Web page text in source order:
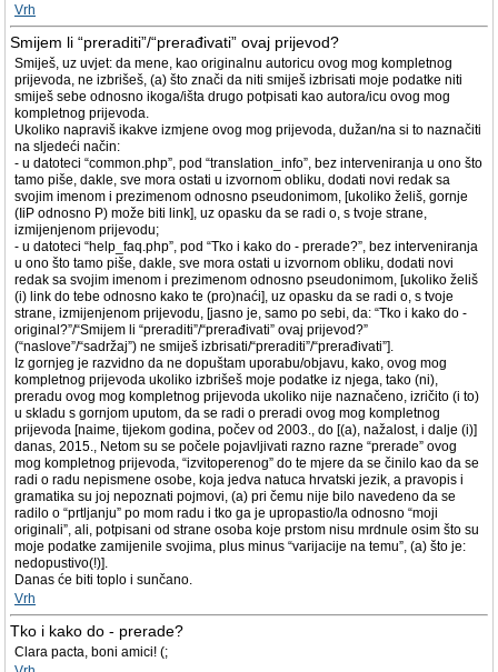
Vrh
Smijem li “preraditi”/“prerađivati” ovaj prijevod?
Smiješ, uz uvjet: da mene, kao originalnu autoricu ovog mog kompletnog
prijevoda, ne izbrišeš, (a) što znači da niti smiješ izbrisati moje podatke niti
smiješ sebe odnosno ikoga/išta drugo potpisati kao autora/icu ovog mog
kompletnog prijevoda.
Ukoliko napraviš ikakve izmjene ovog mog prijevoda, dužan/na si to naznačiti
na sljedeći način:
- u datoteci “common.php”, pod “translation_info”, bez interveniranja u ono što
tamo piše, dakle, sve mora ostati u izvornom obliku, dodati novi redak sa
svojim imenom i prezimenom odnosno pseudonimom, [ukoliko želiš, gornje
(IiP odnosno P) može biti link], uz opasku da se radi o, s tvoje strane,
izmijenjenom prijevodu;
- u datoteci “help_faq.php”, pod “Tko i kako do - prerade?”, bez interveniranja
u ono što tamo piše, dakle, sve mora ostati u izvornom obliku, dodati novi
redak sa svojim imenom i prezimenom odnosno pseudonimom, [ukoliko želiš
(i) link do tebe odnosno kako te (pro)naći], uz opasku da se radi o, s tvoje
strane, izmijenjenom prijevodu, [jasno je, samo po sebi, da: “Tko i kako do -
original?”/“Smijem li “preraditi”/“prerađivati” ovaj prijevod?”
(“naslove”/“sadržaj”) ne smiješ izbrisati/“preraditi”/“prerađivati”].
Iz gornjeg je razvidno da ne dopuštam uporabu/objavu, kako, ovog mog
kompletnog prijevoda ukoliko izbrišeš moje podatke iz njega, tako (ni),
preradu ovog mog kompletnog prijevoda ukoliko nije naznačeno, izričito (i to)
u skladu s gornjom uputom, da se radi o preradi ovog mog kompletnog
prijevoda [naime, tijekom godina, počev od 2003., do [(a), nažalost, i dalje (i)]
danas, 2015., Netom su se počele pojavljivati razno razne “prerade” ovog
mog kompletnog prijevoda, “izvitoperenog” do te mjere da se činilo kao da se
radi o radu nepismene osobe, koja jedva natuca hrvatski jezik, a pravopis i
gramatika su joj nepoznati pojmovi, (a) pri čemu nije bilo navedeno da se
radilo o “prtljanju” po mom radu i tko ga je upropastio/la odnosno “moji
originali”, ali, potpisani od strane osoba koje prstom nisu mrdnule osim što su
moje podatke zamijenile svojima, plus minus “varijacije na temu”, (a) što je:
nedopustivo(!)].
Danas će biti toplo i sunčano.
Vrh
Tko i kako do - prerade?
Clara pacta, boni amici! (;